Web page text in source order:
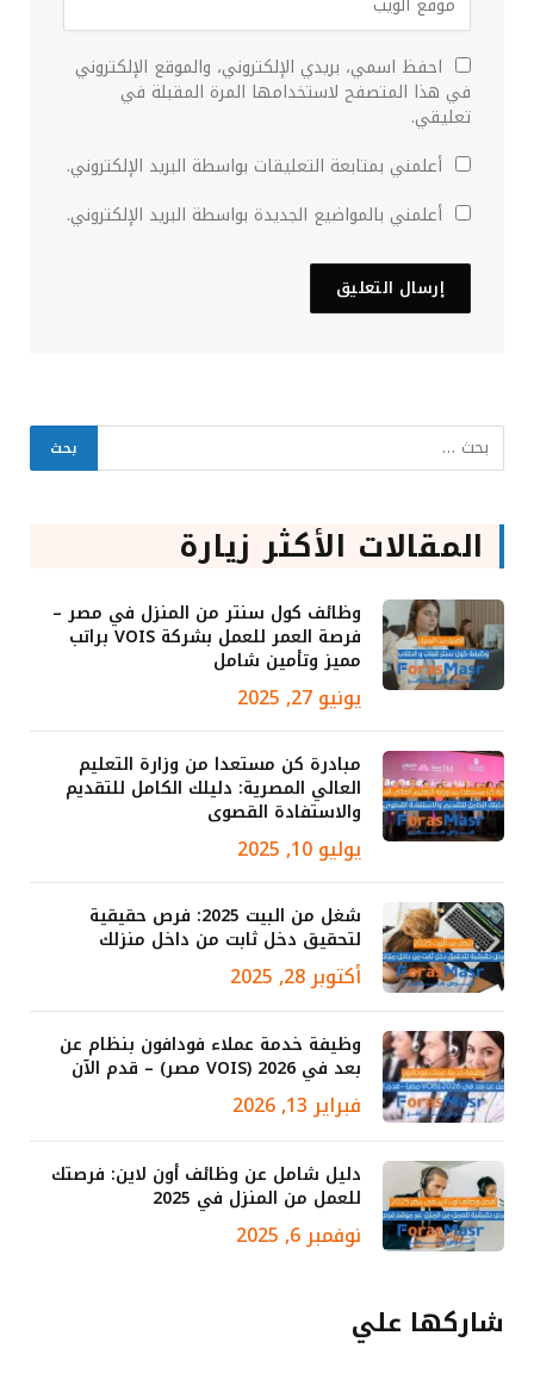
احفظ اسمي، بريدي الإلكتروني، والموقع الإلكتروني
في هذا المتصفح لاستخدامها المرة المقبلة في
تعليقي.
أعلمني بمتابعة التعليقات بواسطة البريد الإلكتروني.
أعلمني بالمواضيع الجديدة بواسطة البريد الإلكتروني.
المقالات الأكثر زيارة
وظائف كول سنتر من المنزل في مصر –
فرصة العمر للعمل بشركة VOIS براتب
مميز وتأمين شامل
يونيو 27, 2025
مبادرة كن مستعدا من وزارة التعليم
العالي المصرية: دليلك الكامل للتقديم
والاستفادة القصوى
يوليو 10, 2025
شغل من البيت 2025: فرص حقيقية
لتحقيق دخل ثابت من داخل منزلك
أكتوبر 28, 2025
وظيفة خدمة عملاء فودافون بنظام عن
بعد في 2026 (VOIS مصر) – قدم الآن
فبراير 13, 2026
دليل شامل عن وظائف أون لاين: فرصتك
للعمل من المنزل في 2025
نوفمبر 6, 2025
شاركها علي